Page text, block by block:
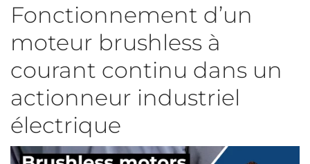
Fonctionnement d’un
moteur brushless à
courant continu dans un
actionneur industriel
électrique